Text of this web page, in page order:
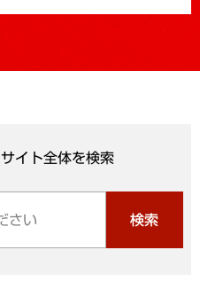
サイト全体を検索
検索